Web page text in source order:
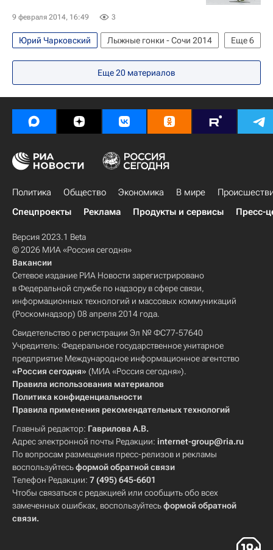
9 февраля 2014, 16:49 3
Еще6
Юрий Чарковский
Лыжные гонки - Сочи 2014
Олимпийские игры
Спорт
Лыжные виды спорта
Сочи 2014: Лыжные гонки. Скиатлон, мужчины
Зимние Олимпийские игры 2014
Максим Вылегжанин
Еще20 материалов
Политика Общество Экономика В мире
Спецпроекты
Реклама Продукты и сервисы Пресс-
Версия 2023.1 Beta
© 2026 МИА «Россия сегодня»
Вакансии
Сетевое издание РИА Новости зарегистрировано
в Федеральной службе по надзору в сфере связи,
информационных технологий и массовых коммуникаций
(Роскомнадзор) 08 апреля 2014 года.
Свидетельство о регистрации Эл № ФС77-57640
Учредитель: Федеральное государственное унитарное
предприятие Международное информационное агентство
«Россия сегодня» (МИА «Россия сегодня»).
Правила использования материалов
Политика конфиденциальности
Правила применения рекомендательных технологий
Главный редактор: Гаврилова А.В.
Адрес электронной почты Редакции: internet-group@ria.ru
По вопросам размещения пресс-релизов и рекламы
воспользуйтесьформой обратной связи
Телефон Редакции: 7 (495) 645-6601
Чтобы связаться с редакцией или сообщить обо всех
замеченных ошибках, воспользуйтесьформой обратной
связи.